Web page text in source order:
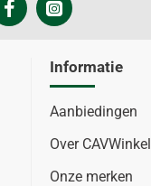
Informatie
Aanbiedingen
Over CAVWinkel
Onze merken